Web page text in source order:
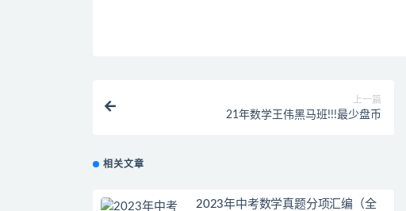
上一篇
21年数学王伟黑马班!!!最少盘币
相关文章
2023年中考数学真题分项汇编（全